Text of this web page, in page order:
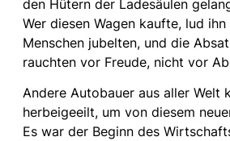
den Hütern der Ladesäulen
Wer diesen Wagen kaufte, lud
Menschen jubelten, und die
rauchten vor Freude, nicht vor
Andere Autobauer aus aller Welt
herbeigeeilt, um von diesem
Es war der Beginn des